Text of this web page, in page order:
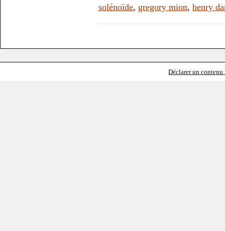
solénoïde, gregory mion, henry
Déclarer un